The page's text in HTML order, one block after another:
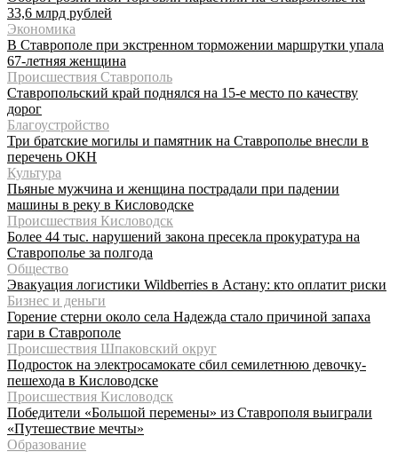
33,6 млрд рублей
Экономика
В Ставрополе при экстренном торможении маршрутки упала
67-летняя женщина
Происшествия Ставрополь
Ставропольский край поднялся на 15-е место по качеству
дорог
Благоустройство
Три братские могилы и памятник на Ставрополье внесли в
перечень ОКН
Культура
Пьяные мужчина и женщина пострадали при падении
машины в реку в Кисловодске
Происшествия Кисловодск
Более 44 тыс. нарушений закона пресекла прокуратура на
Ставрополье за полгода
Общество
Эвакуация логистики Wildberries в Астану: кто оплатит риски
Бизнес и деньги
Горение стерни около села Надежда стало причиной запаха
гари в Ставрополе
Происшествия Шпаковский округ
Подросток на электросамокате сбил семилетнюю девочку-
пешехода в Кисловодске
Происшествия Кисловодск
Победители «Большой перемены» из Ставрополя выиграли
«Путешествие мечты»
Образование